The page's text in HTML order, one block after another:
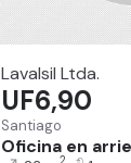
Lavalsil Ltda.
Santiago
Oficina en
UF6,90